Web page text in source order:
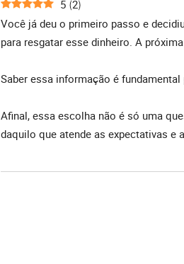
5 (2)
Você já deu o primeiro passo e
para resgatar esse dinheiro. A
Saber essa informação é
Afinal, essa escolha não é só uma
daquilo que atende as expectativas e